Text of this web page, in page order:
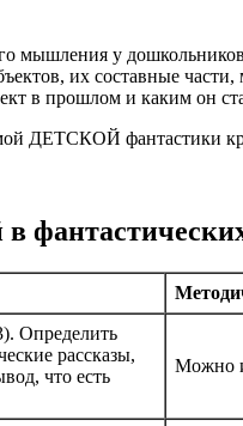
мышления у
их составные
в прошлом и каким он
ДЕТСКОЙ фантастики
Определить
рассказы,
что есть
Можно